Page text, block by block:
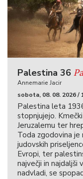
Palestina 36
Annemarie Jacir
sobota, 08. 08. 2026 /
Palestina leta
stopnjujejo.
Jeruzalemu ter
Toda zgodovina je
judovskih
Evropi, ter
največji in
nadvladi, se